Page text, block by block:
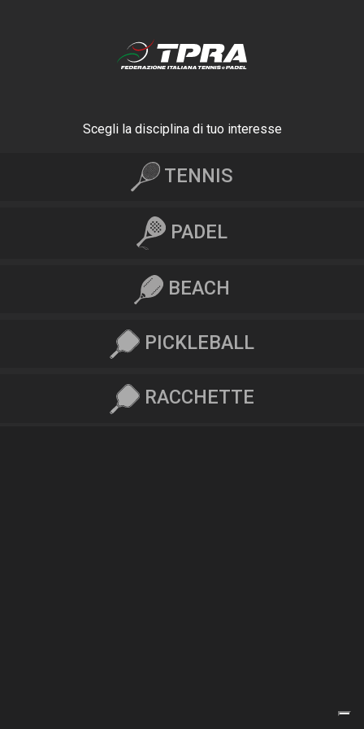
Scegli la disciplina di tuo interesse
TENNIS
PADEL
BEACH
PICKLEBALL
RACCHETTE